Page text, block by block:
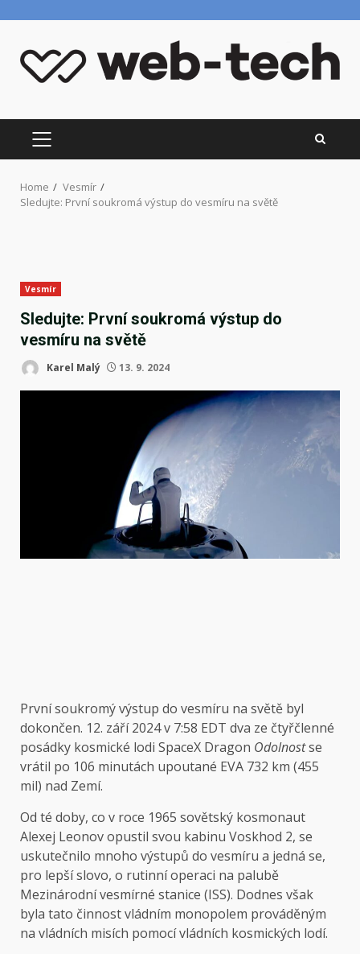
content
PRIMARY
MENU
Home
Vesmír
Sledujte: První soukromá výstup do vesmíru na světě
Vesmír
Sledujte: První soukromá výstup do
vesmíru na světě
Karel Malý 13. 9. 2024
První soukromý výstup do vesmíru na světě byl
dokončen. 12. září 2024 v 7:58 EDT dva ze čtyřčlenné
posádky kosmické lodi SpaceX Dragon Odolnostse
vrátil po 106 minutách upoutané EVA 732 km (455
mil) nad Zemí.
Od té doby, co v roce 1965 sovětský kosmonaut
Alexej Leonov opustil svou kabinu Voskhod 2, se
uskutečnilo mnoho výstupů do vesmíru a jedná se,
pro lepší slovo, o rutinní operaci na palubě
Mezinárodní vesmírné stanice (ISS). Dodnes však
byla tato činnost vládním monopolem prováděným
na vládních misích pomocí vládních kosmických lodí.